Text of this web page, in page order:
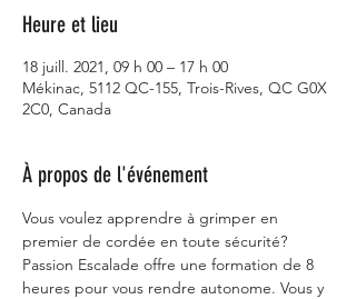
Heure et lieu
18 juill. 2021, 09 h 00 – 17 h 00
Mékinac, 5112 QC-155, Trois-Rives, QC G0X
2C0, Canada
À propos de l'événement
Vous voulez apprendre à grimper en
premier de cordée en toute sécurité?
Passion Escalade offre une formation de 8
heures pour vous rendre autonome. Vous y